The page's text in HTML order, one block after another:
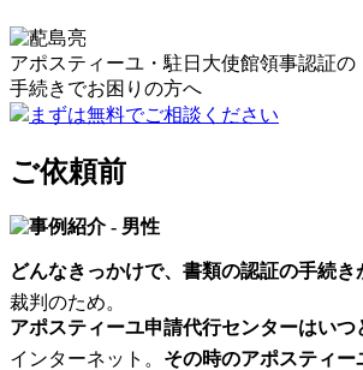
アポスティーユ・駐日大使館領事認証の
手続きでお困りの方へ
まずは無料でご相談ください
ご依頼前
どんなきっかけで、書類の認証の手続き
裁判のため。
アポスティーユ申請代行センターはいつ
インターネット。 その時のアポスティー